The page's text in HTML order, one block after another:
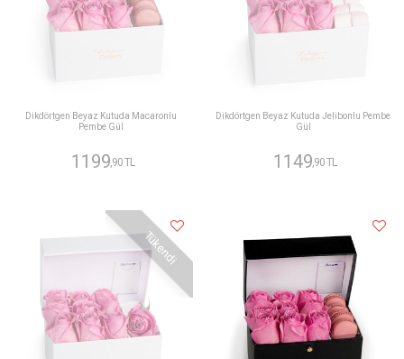
Dikdörtgen Beyaz Kutuda Macaronlu
Pembe Gül
1199 ,90 TL
Dikdörtgen Beyaz Kutuda Jelibonlu Pembe
Gül
1149 ,90 TL
Tükendi